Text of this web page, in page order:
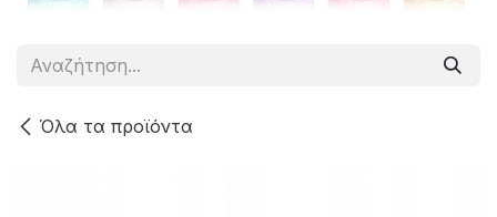
Όλα τα προϊόντα